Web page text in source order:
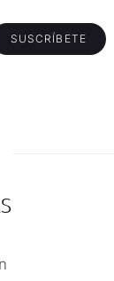
SUSCRÍBETE